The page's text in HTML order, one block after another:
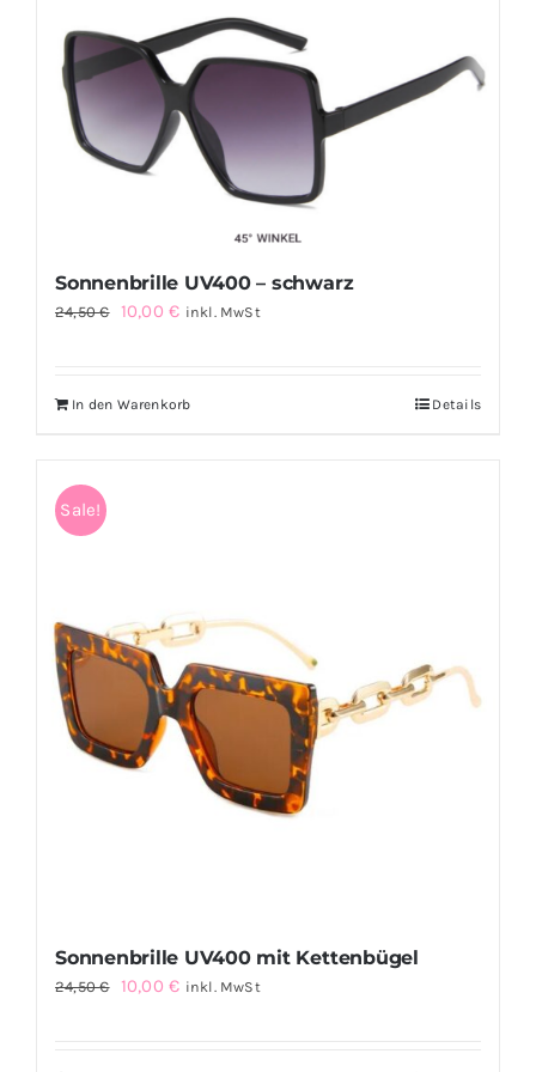
Sonnenbrille UV400 – schwarz
24,50€
Ursprünglicher
24,50 €
10,00€Aktueller
10,00 €.
inkl. MwSt
In den Warenkorb Details
Sale!
Sonnenbrille UV400 mit Kettenbügel
24,50€
Ursprünglicher
10,00€Aktueller
inkl. MwSt